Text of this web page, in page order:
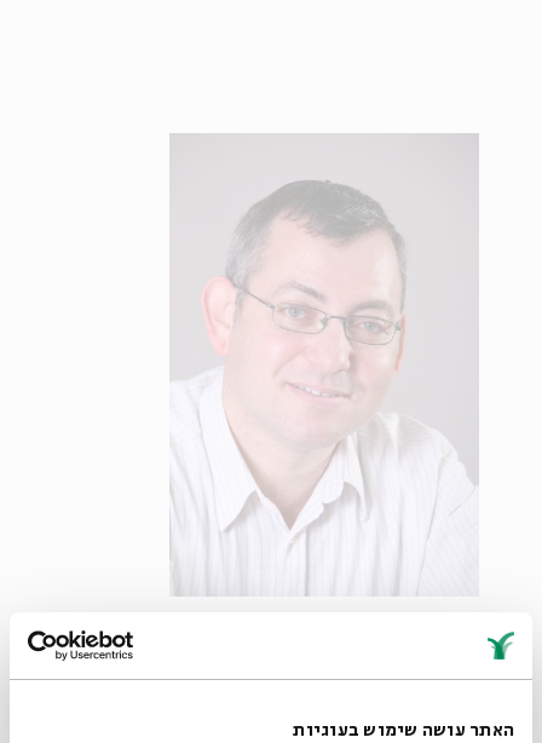
האתר עושה שימוש בעוגיות
פרופ' בראון